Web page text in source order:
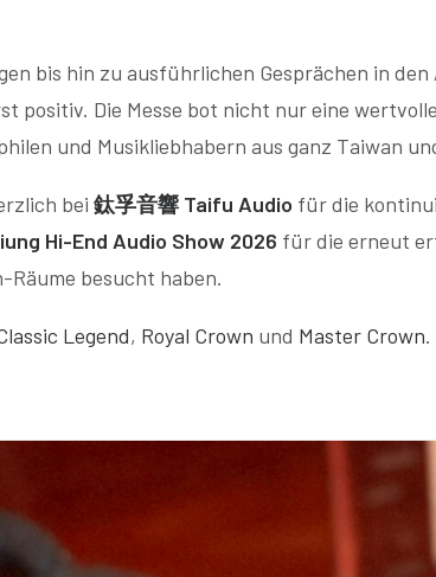
bis hin zu ausführlichen Gesprächen in
positiv. Die Messe bot nicht nur eine
und Musikliebhabern aus ganz Taiwan
bei 鈦孚音響 Taifu Audio für die
Hi-End Audio Show 2026 für die erneut
besucht haben.
Legend, Royal Crown und Master Crown.